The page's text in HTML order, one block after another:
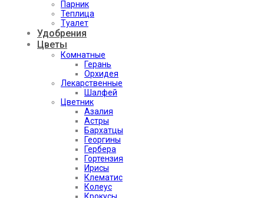
Парник
Теплица
Туалет
Удобрения
Цветы
Комнатные
Герань
Орхидея
Лекарственные
Шалфей
Цветник
Азалия
Астры
Бархатцы
Георгины
Гербера
Гортензия
Ирисы
Клематис
Колеус